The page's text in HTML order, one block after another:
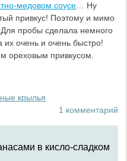
медовом соусе … Ну
привкус! Поэтому и мимо
Для пробы сделала немного
очень и очень быстро!
ореховым привкусом.
крылья
1 комментарий
в кисло-сладком